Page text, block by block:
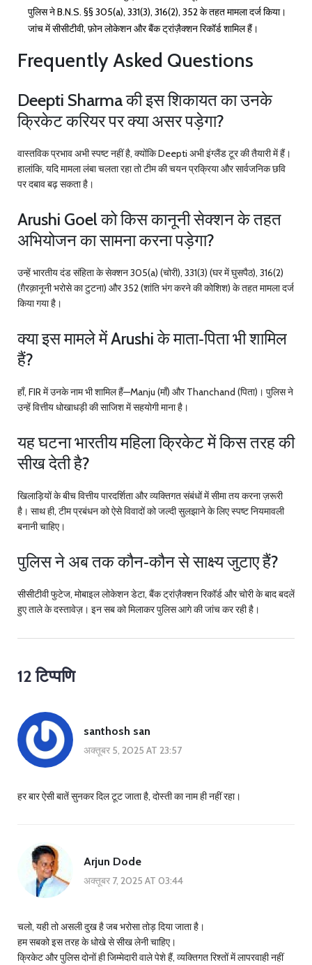
पुलिस ने B.N.S. §§ 305(a), 331(3), 316(2), 352 के तहत मामला दर्ज किया।
जांच में सीसीटीवी, फ़ोन लोकेशन और बैंक ट्रांज़ैक्शन रिकॉर्ड शामिल हैं।
Frequently Asked Questions
Deepti Sharma की इस शिकायत का उनके
क्रिकेट करियर पर क्या असर पड़ेगा?
वास्तविक प्रभाव अभी स्पष्ट नहीं है, क्योंकि Deepti अभी इंग्लैंड टूर की तैयारी में हैं।
हालांकि, यदि मामला लंबा चलता रहा तो टीम की चयन प्रक्रिया और सार्वजनिक छवि
पर दबाव बढ़ सकता है।
Arushi Goel को किस कानूनी सेक्शन के तहत
अभियोजन का सामना करना पड़ेगा?
उन्हें भारतीय दंड संहिता के सेक्शन 305(a) (चोरी), 331(3) (घर में घुसपैठ), 316(2)
(ग़ैरक़ानूनी भरोसे का टुटना) और 352 (शांति भंग करने की कोशिश) के तहत मामला दर्ज
किया गया है।
क्या इस मामले में Arushi के माता‑पिता भी शामिल
हैं?
हाँ, FIR में उनके नाम भी शामिल हैं—Manju (माँ) और Thanchand (पिता)। पुलिस ने
उन्हें वित्तीय धोखाधड़ी की साजिश में सहयोगी माना है।
यह घटना भारतीय महिला क्रिकेट में किस तरह की
सीख देती है?
खिलाड़ियों के बीच वित्तीय पारदर्शिता और व्यक्तिगत संबंधों में सीमा तय करना ज़रूरी
है। साथ ही, टीम प्रबंधन को ऐसे विवादों को जल्दी सुलझाने के लिए स्पष्ट नियमावली
बनानी चाहिए।
पुलिस ने अब तक कौन‑कौन से साक्ष्य जुटाए हैं?
सीसीटीवी फुटेज, मोबाइल लोकेशन डेटा, बैंक ट्रांज़ैक्शन रिकॉर्ड और चोरी के बाद बदलें
हुए ताले के दस्तावेज़। इन सब को मिलाकर पुलिस आगे की जांच कर रही है।
12 टिप्पणि
santhosh san
अक्तूबर 5, 2025 AT 23:57
हर बार ऐसी बातें सुनकर दिल टूट जाता है, दोस्ती का नाम ही नहीं रहा।
Arjun Dode
अक्तूबर 7, 2025 AT 03:44
चलो, यही तो असली दुख है जब भरोसा तोड़ दिया जाता है।
हम सबको इस तरह के धोखे से सीख लेनी चाहिए।
क्रिकेट और पुलिस दोनों ही जिम्मेदारी वाले पेशे हैं, व्यक्तिगत रिश्तों में लापरवाही नहीं